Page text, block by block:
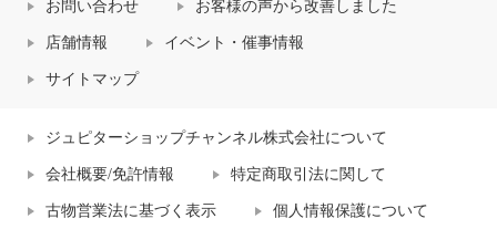
お問い合わせ お客様の声から改善しました
店舗情報 イベント・催事情報
サイトマップ
ジュピターショップチャンネル株式会社について
会社概要/免許情報 特定商取引法に関して
古物営業法に基づく表示 個人情報保護について